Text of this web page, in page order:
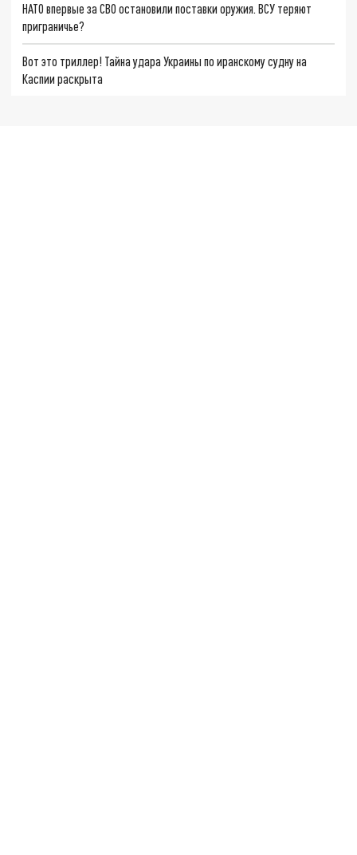
НАТО впервые за СВО остановили поставки оружия. ВСУ теряют
приграничье?
Вот это триллер! Тайна удара Украины по иранскому судну на
Каспии раскрыта